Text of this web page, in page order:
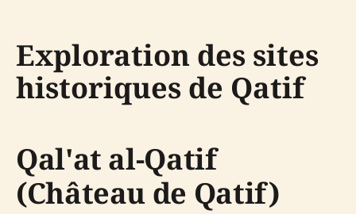
Exploration des sites
historiques de Qatif
Qal'at al-Qatif
(Château de Qatif)